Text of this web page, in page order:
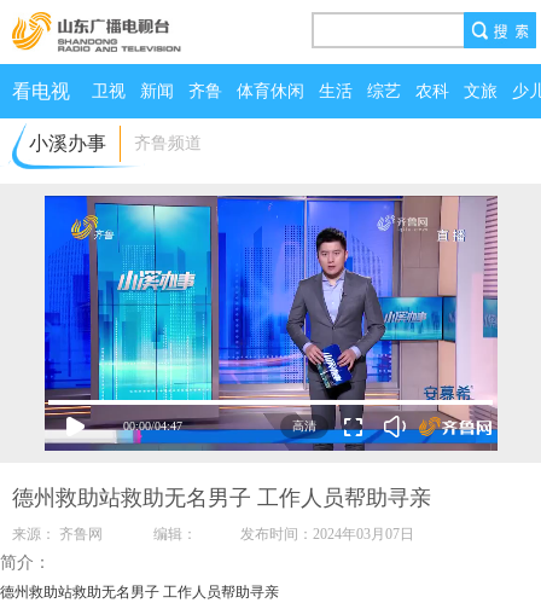
看电视 卫视 新闻 齐鲁 体育休闲 生活 综艺 农科 文旅 少
小溪办事 齐鲁频道
00:00/04:47
德州救助站救助无名男子 工作人员帮助寻亲
来源： 齐鲁网 编辑： 发布时间：2024年03月07日
简介：
德州救助站救助无名男子 工作人员帮助寻亲